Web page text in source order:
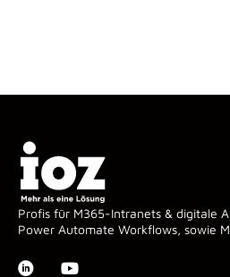
Profis für M365-Intranets & digitale
Power Automate Workflows, sowie